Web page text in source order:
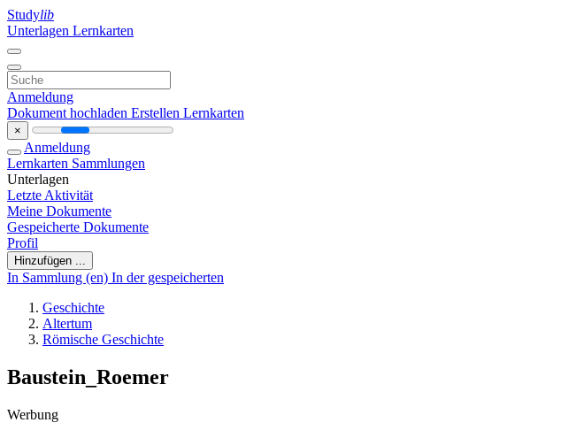
Studylib
Unterlagen Lernkarten
Anmeldung
Dokument hochladen Erstellen Lernkarten
×
Anmeldung
Lernkarten Sammlungen
Unterlagen
Letzte Aktivität
Meine Dokumente
Gespeicherte Dokumente
Profil
Hinzufügen ...
In Sammlung (en) In der gespeicherten
Geschichte
Altertum
Römische Geschichte
Baustein_Roemer
Werbung